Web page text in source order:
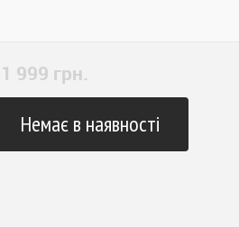
999 грн.
Немає в наявності